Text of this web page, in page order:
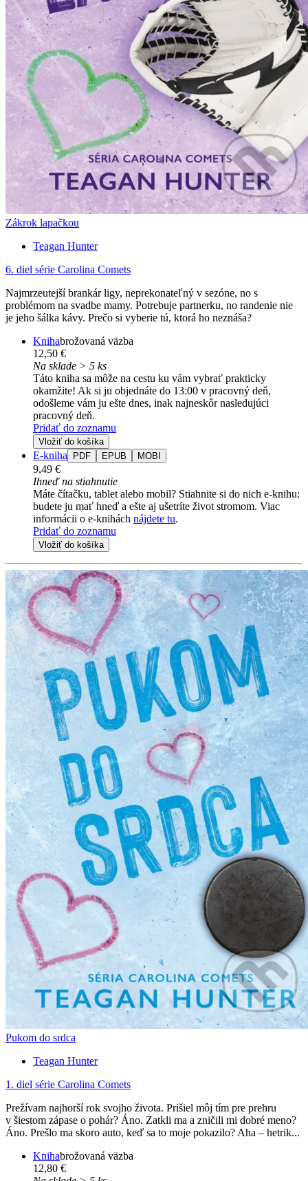
Zákrok lapačkou
Teagan Hunter
6. diel série Carolina Comets
Najmrzeutejší brankár ligy, neprekonateľný v sezóne, no s
problémom na svadbe mamy. Potrebuje partnerku, no randenie nie
je jeho šálka kávy. Prečo si vyberie tú, ktorá ho neznáša?
Knihabrožovaná väzba
12,50 €
Na sklade > 5 ks
Táto kniha sa môže na cestu ku vám vybrať prakticky
okamžite! Ak si ju objednáte do 13:00 v pracovný deň,
odošleme vám ju ešte dnes, inak najneskôr nasledujúci
pracovný deň.
Pridať do zoznamu
Vložiť do košíka
E-kniha PDF EPUB MOBI
9,49 €
Ihneď na stiahnutie
Máte čítačku, tablet alebo mobil? Stiahnite si do nich e-knihu:
budete ju mať hneď a ešte aj ušetríte život stromom. Viac
informácii o e-knihách nájdete tu.
Pridať do zoznamu
Vložiť do košíka
Pukom do srdca
Teagan Hunter
1. diel série Carolina Comets
Prežívam najhorší rok svojho života. Prišiel môj tím pre prehru
v šiestom zápase o pohár? Áno. Zatkli ma a zničili mi dobré meno?
Áno. Prešlo ma skoro auto, keď sa to moje pokazilo? Aha – hetrik...
Knihabrožovaná väzba
12,80 €